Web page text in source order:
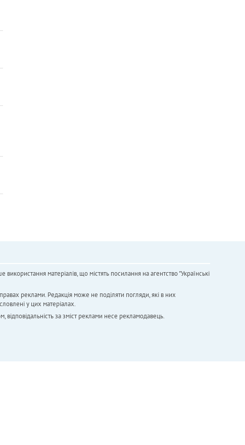
матеріалів, що містять посилання на агентство "Українськi
реклами. Редакція може не поділяти погляди, які в них
у цих матеріалах.
відповідальність за зміст реклами несе рекламодавець.